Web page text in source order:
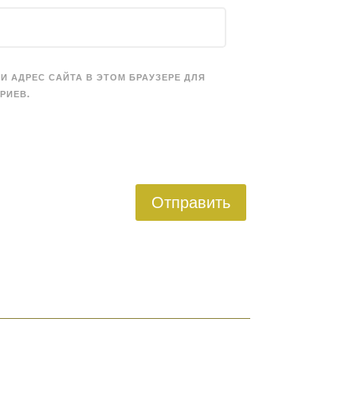
АДРЕС САЙТА В ЭТОМ БРАУЗЕРЕ ДЛЯ
Отправить